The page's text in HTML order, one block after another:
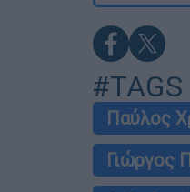
#TAGS
Παύλος
Γιώργος